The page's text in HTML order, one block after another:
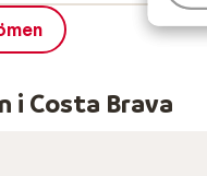
i Costa Brava